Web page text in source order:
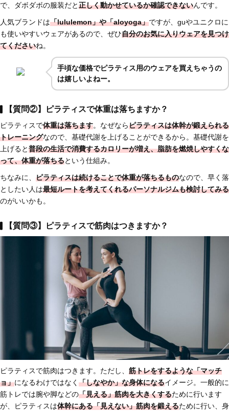
で、ダボダボの服装だと正しく動かせているか確認できないんです。
人気ブランドは「lululemon」や「aloyoga」ですが、guやユニクロに
も使いやすいウェアがあるので、ぜひ自分のお気に入りウェアを見つけ
てくださいね。
手頃な価格でピラティス用のウェアを買えちゃうの
は嬉しいよねー。
【質問②】ピラティスで体重は落ちますか？
ピラティスで体重は落ちます。なぜならピラティスは体幹が鍛えられる
トレーニングなので、基礎代謝を上げることができるから。基礎代謝を
上げると普段の生活で消費するカロリーが増え、脂肪を燃焼しやすくな
って、体重が落ちるという仕組み。
ちなみに、 ピラティスは続けることで体重が落ちるものなので、早く落
としたい人は最短ルートを考えてくれるパーソナルジムも検討してみる
のがいいかも。
【質問③】ピラティスで筋肉はつきますか？
ピラティスで筋肉はつきます。ただし、 筋トレをするような「マッチ
ョ」になるわけではなく 「しなやか」な身体になるイメージ。一般的に
筋トレでは腕や脚などの「見える」筋肉を大きくするために行います
が、ピラティスは体幹にある「見えない」筋肉を鍛えるために行い、身